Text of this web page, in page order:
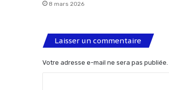
8 mars 2026
Laisser un commentaire
Votre adresse e-mail ne sera pas publiée.